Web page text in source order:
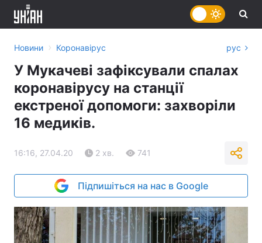
Новини › Коронавірус рус
У Мукачеві зафіксували спалах
коронавірусу на станції
екстреної допомоги: захворіли
16 медиків.
16:16, 27.04.20 2 хв. 741
Підпишіться на нас в Google